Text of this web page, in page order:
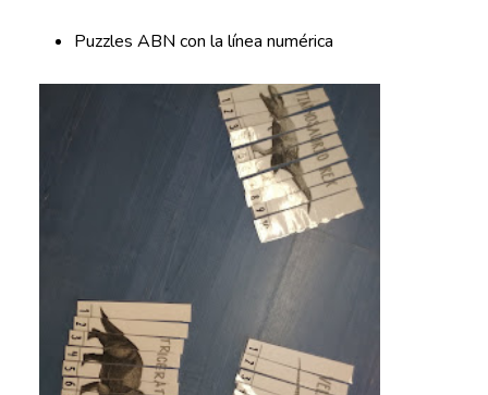
Puzzles ABN con la línea numérica